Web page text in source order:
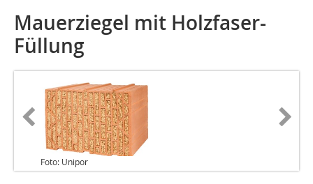
Mauerziegel mit Holzfaser-
Füllung
Foto: Unipor